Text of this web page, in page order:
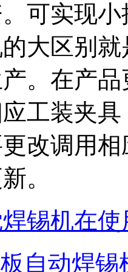
可实现
大区别
。在产
工装夹
改调用
。
锡机在
自动焊